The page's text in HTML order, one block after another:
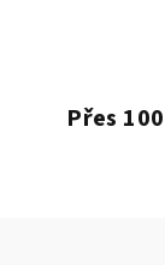
Přes